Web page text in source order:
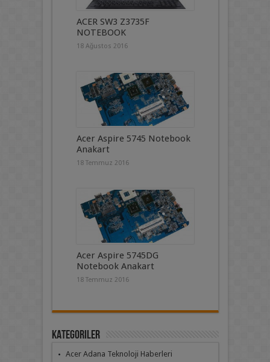
ACER SW3 Z3735F
NOTEBOOK
18 Ağustos 2016
Acer Aspire 5745 Notebook
Anakart
18 Temmuz 2016
Acer Aspire 5745DG
Notebook Anakart
18 Temmuz 2016
Kategoriler
Acer Adana Teknoloji Haberleri